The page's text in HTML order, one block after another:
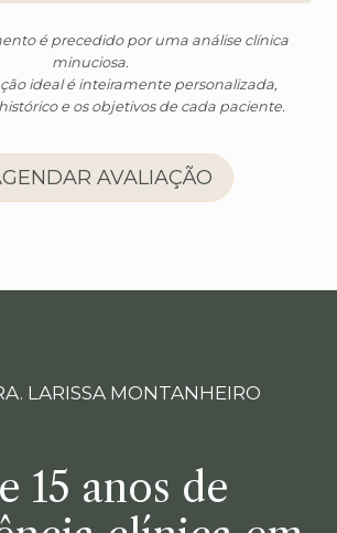
é precedido por uma análise clínica
minuciosa.
ideal é inteiramente personalizada,
e os objetivos de cada paciente.
AVALIAÇÃO
LARISSA MONTANHEIRO
15 anos de